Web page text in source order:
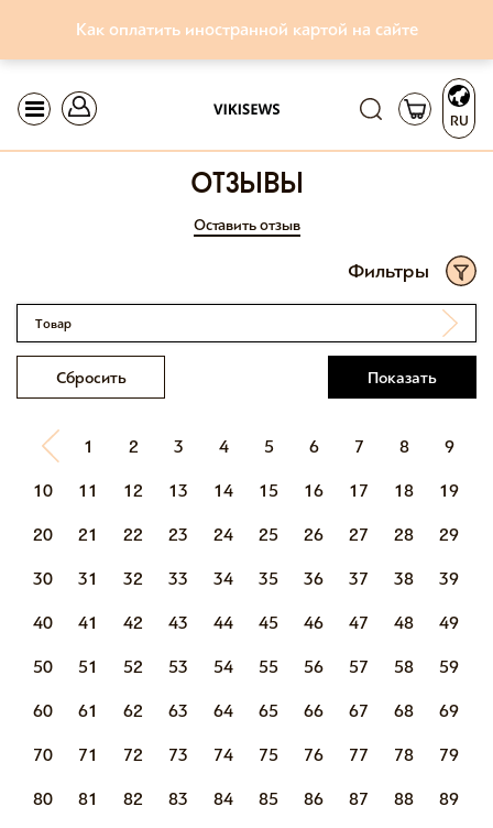
Как оплатить иностранной картой на сайте
RU
отзывы
Оставить отзыв
Фильтры
Товар
Сбросить Показать
1 2 3 4 5 6 7 8 9
10 11 12 13 14 15 16 17 18 19
20 21 22 23 24 25 26 27 28 29
30 31 32 33 34 35 36 37 38 39
40 41 42 43 44 45 46 47 48 49
50 51 52 53 54 55 56 57 58 59
60 61 62 63 64 65 66 67 68 69
70 71 72 73 74 75 76 77 78 79
80 81 82 83 84 85 86 87 88 89